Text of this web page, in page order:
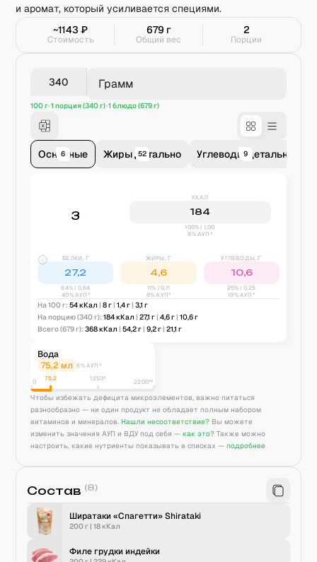
и аромат, который усиливается специями.
~1143 ₽
Стоимость
679 г
Общий вес
2
Порции
Грамм
100 г 1 порция (340 г) 1 блюдо (679 г)
Основные
6 Жиры детально
52 Углеводы детально
9
3
ККАЛ
184
100% | 1,00
9% АУП*
БЕЛКИ, Г
27,2
64% | 0,64
40% АУП*
ЖИРЫ, Г
4,6
11% |0,11
8% АУП*
УГЛЕВОДЫ, Г
10,6
25% | 0,25
19% АУП*
На 100 г: 54кКал | 8г | 1,4г | 3,1 г
На порцию(340 г): 184кКал | 27,1 г | 4,6г | 10,6г
Всего(679 г): 368кКал | 54,2г | 9,2г | 21,1 г
Вода
75,2 мл 6% АУП*
0 75,2 1250* 2200**
Чтобы избежать дефицита микроэлементов, важно питаться
разнообразно — ни один продукт не обладает полным набором
витаминов и минералов. Нашли несоответствие? Вы можете
изменить значения АУП и ВДУ под себя — как это? Также можно
настроить, какие нутриенты показывать в списках — подробнее
Состав (8)
Ширатаки «Спагетти» Shirataki
200 г |18кКал
Филе грудки индейки